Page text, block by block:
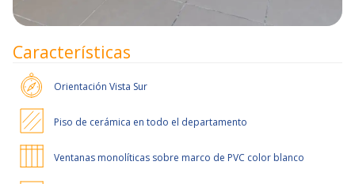
Características
Orientación Vista Sur
Piso de cerámica en todo el departamento
Ventanas monolíticas sobre marco de PVC color blanco